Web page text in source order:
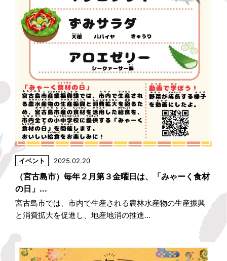
イベント 2025.02.20
（宮古島市）毎年２月第３金曜日は、「みゃーく食材
の日」...
宮古島市では、市内で生産される農林水産物の生産振興
と消費拡大を促進し、地産地消の推進...